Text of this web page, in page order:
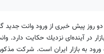
روز پیش خبری از ورود وانت جدید
به بازار ایران است. شرکت مذکور